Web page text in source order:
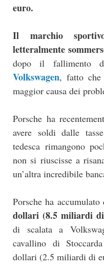
euro.
Il marchio
letteralmente
dopo il fallimento
Volkswagen, fatto che
maggior causa dei
Porsche ha
avere soldi dalle
tedesca rimangono
non si riuscisse a
un’altra incredibile
Porsche ha accumulato
dollari (8.5 miliardi
di scalata a
cavallino di
dollari (2.5 miliardi di